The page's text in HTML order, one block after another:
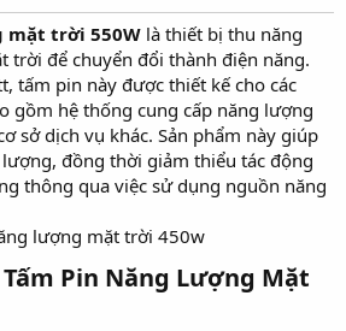
mặt trời 550W là thiết bị thu năng
trời để chuyển đổi thành điện năng.
tấm pin này được thiết kế cho các
gồm hệ thống cung cấp năng lượng
sở dịch vụ khác. Sản phẩm này giúp
đồng thời giảm thiểu tác động
thông qua việc sử dụng nguồn năng
lượng mặt trời 450w
Pin Năng Lượng Mặt